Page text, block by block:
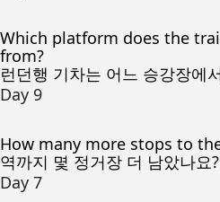
Which platform does the
from?
런던행 기차는 어느 승강장에
Day 9
How many more stops to
역까지 몇 정거장 더 남았나요?
Day 7